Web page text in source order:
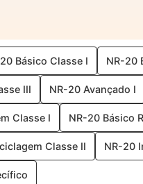
Básico Classe I NR-20
III NR-20 Avançado I
Classe I NR-20 Básico
Classe II NR-20